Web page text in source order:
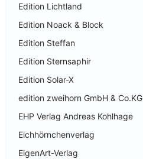
Edition Lichtland
Edition Noack & Block
Edition Steffan
Edition Sternsaphir
Edition Solar-X
edition zweihorn GmbH & Co.KG
EHP Verlag Andreas Kohlhage
Eichhörnchenverlag
EigenArt-Verlag